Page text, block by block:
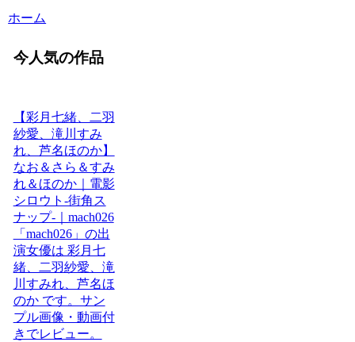
ホーム
今人気の作品
【彩月七緒、二羽
紗愛、滝川すみ
れ、芦名ほのか】
なお＆さら＆すみ
れ＆ほのか｜電影
シロウト-街角ス
ナップ-｜mach026
「mach026」の出
演女優は 彩月七
緒、二羽紗愛、滝
川すみれ、芦名ほ
のか です。サン
プル画像・動画付
きでレビュー。